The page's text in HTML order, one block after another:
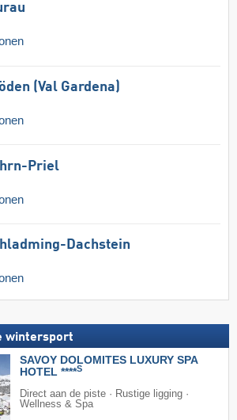
(Val Gardena)
Priel
Dachstein
wintersport
SAVOY DOLOMITES LUXURY SPA
HOTEL ****S
Direct aan de piste · Rustige ligging ·
Wellness & Spa